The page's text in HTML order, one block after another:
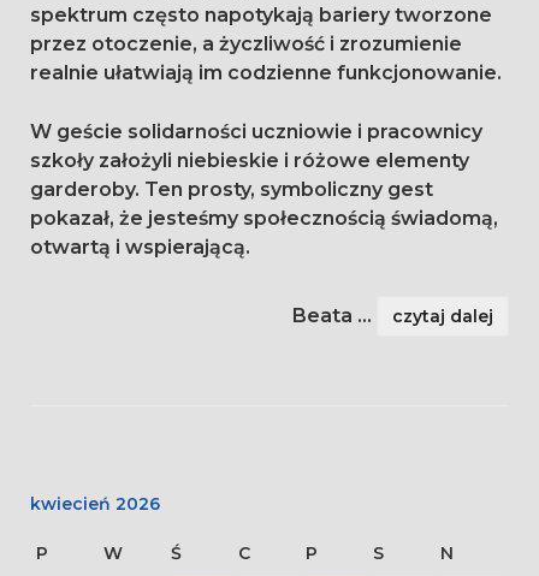
spektrum często napotykają bariery tworzone
przez otoczenie, a życzliwość i zrozumienie
realnie ułatwiają im codzienne funkcjonowanie.
W geście solidarności uczniowie i pracownicy
szkoły założyli niebieskie i różowe elementy
garderoby. Ten prosty, symboliczny gest
pokazał, że jesteśmy społecznością świadomą,
otwartą i wspierającą.
Beata ... czytaj dalej
kwiecień 2026
P W Ś C P S N